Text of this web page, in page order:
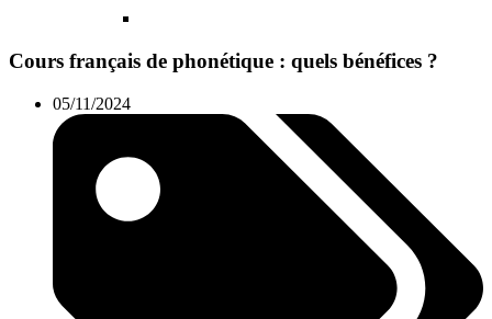
Cours français de phonétique : quels bénéfices ?
05/11/2024